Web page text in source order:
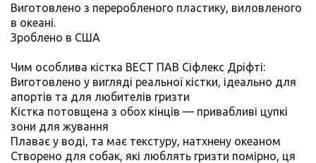
Виготовлено з переробленого пластику, виловленого
в океані.
Зроблено в США
Чим особлива кістка ВЕСТ ПАВ Сіфлекс Дріфті:
Виготовлено у вигляді реальної кістки, ідеально для
апортів та для любителів гризти
Кістка потовщена з обох кінців — привабливі цупкі
зони для жування
Плаває у воді, та має текстуру, натхнену океаном
Створено для собак, які люблять гризти помірно, ця